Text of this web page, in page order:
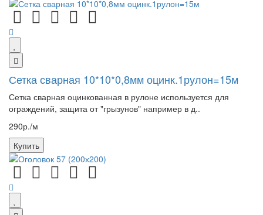
Сетка сварная 10*10*0,8мм оцинк.1рулон=15м
Сетка сварная оцинкованная в рулоне используется для
ограждений, защита от "грызунов" например в д..
290р./м
Купить